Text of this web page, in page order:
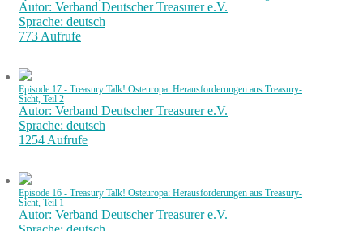
Autor: Verband Deutscher Treasurer e.V.
Sprache: deutsch
773 Aufrufe
Episode 17 - Treasury Talk! Osteuropa: Herausforderungen aus Treasury-
Sicht, Teil 2
Autor: Verband Deutscher Treasurer e.V.
Sprache: deutsch
1254 Aufrufe
Episode 16 - Treasury Talk! Osteuropa: Herausforderungen aus Treasury-
Sicht, Teil 1
Autor: Verband Deutscher Treasurer e.V.